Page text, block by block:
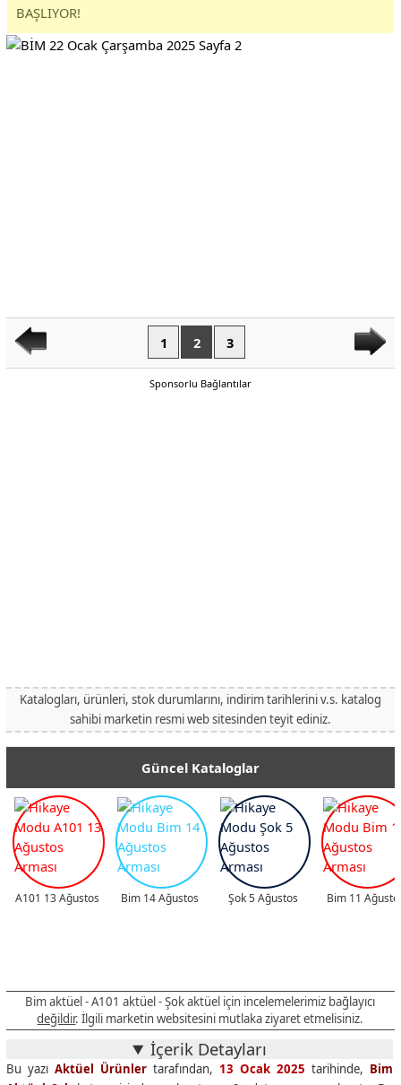
BAŞLIYOR!
1 2 3
Sponsorlu Bağlantılar
Katalogları, ürünleri, stok durumlarını, indirim tarihlerini v.s. katalog
sahibi marketin resmi web sitesinden teyit ediniz.
Güncel Kataloglar
A101 13 Ağustos Bim 14 Ağustos Şok 5 Ağustos Bim 11
Bim aktüel - A101 aktüel - Şok aktüel için incelemelerimiz bağlayıcı
değildir. İlgili marketin websitesini mutlaka ziyaret etmelisiniz.
İçerik Detayları
Bu yazı Aktüel Ürünlertarafından, 13 Ocak 2025 tarihinde, Bim